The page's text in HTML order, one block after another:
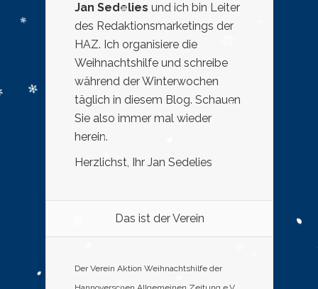
Jan Sedelies und ich bin Leiter
des Redaktionsmarketings der
HAZ. Ich organisiere die
Weihnachtshilfe und schreibe
während der Winterwochen
täglich in diesem Blog. Schauen
Sie also immer mal wieder
herein.
Herzlichst, Ihr Jan Sedelies
Das ist der Verein
Der Verein Aktion Weihnachtshilfe der